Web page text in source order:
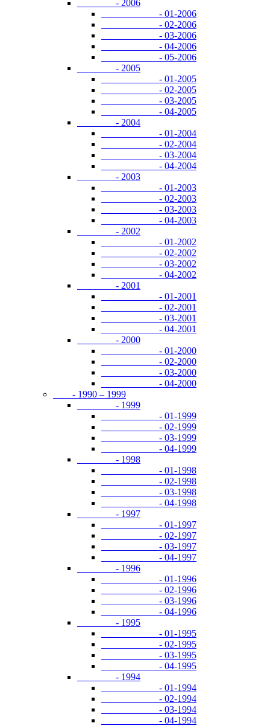
- 2006
- 01-2006
- 02-2006
- 03-2006
- 04-2006
- 05-2006
- 2005
- 01-2005
- 02-2005
- 03-2005
- 04-2005
- 2004
- 01-2004
- 02-2004
- 03-2004
- 04-2004
- 2003
- 01-2003
- 02-2003
- 03-2003
- 04-2003
- 2002
- 01-2002
- 02-2002
- 03-2002
- 04-2002
- 2001
- 01-2001
- 02-2001
- 03-2001
- 04-2001
- 2000
- 01-2000
- 02-2000
- 03-2000
- 04-2000
- 1990 – 1999
- 1999
- 01-1999
- 02-1999
- 03-1999
- 04-1999
- 1998
- 01-1998
- 02-1998
- 03-1998
- 04-1998
- 1997
- 01-1997
- 02-1997
- 03-1997
- 04-1997
- 1996
- 01-1996
- 02-1996
- 03-1996
- 04-1996
- 1995
- 01-1995
- 02-1995
- 03-1995
- 04-1995
- 1994
- 01-1994
- 02-1994
- 03-1994
- 04-1994